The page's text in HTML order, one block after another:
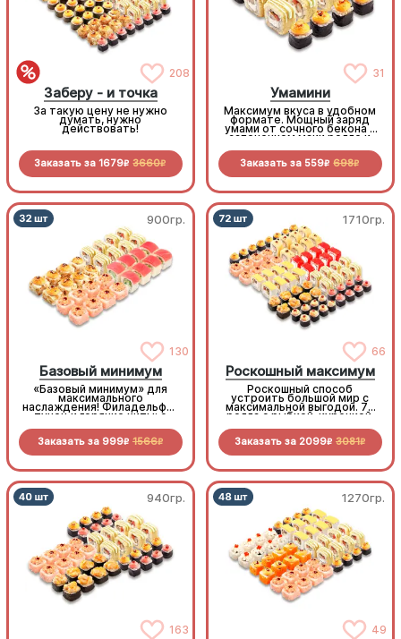
208
Заберу - и точка
За такую цену не нужно
думать, нужно
действовать!
Заказать за 1679R 3660R
31
Умамини
Максимум вкуса в удобном
формате. Мощный заряд
умами от сочного бекона в
запеченном маки ролле и
золотистой темпуре
Заказать за 559R 698R
900гр.
130
Базовый минимум
«Базовый минимум» для
максимального
наслаждения! Филадельфия
тунец и горячие хиты: с
окунем и крабом. Богатая
палитра вкусов не оставит
Заказать за 999R 1566R
1710гр.
66
Роскошный максимум
Роскошный способ
устроить большой мир с
максимальной выгодой. 72
ролла с рыбкой, курочкой,
морепродуктами по
отличной цене
Заказать за 2099R 3081R
940гр.
163
1270гр.
49